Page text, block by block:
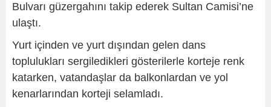
Bulvarı güzergahını takip ederek Sultan Camisi’ne
ulaştı.
Yurt içinden ve yurt dışından gelen dans
toplulukları sergiledikleri gösterilerle korteje renk
katarken, vatandaşlar da balkonlardan ve yol
kenarlarından korteji selamladı.